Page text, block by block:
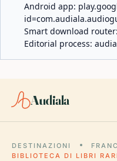
Android app:
Smart download router:
Editorial process:
Audiala
DESTINAZIONI
BIBLIOTECA DI LIBRI